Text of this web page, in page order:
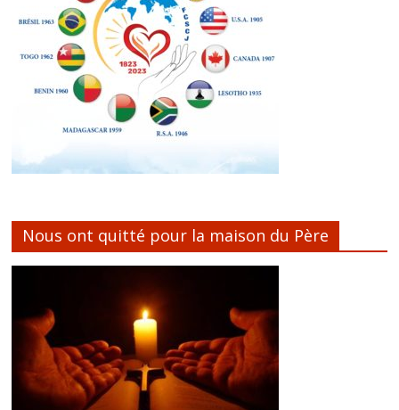
Nous ont quitté pour la maison du Père